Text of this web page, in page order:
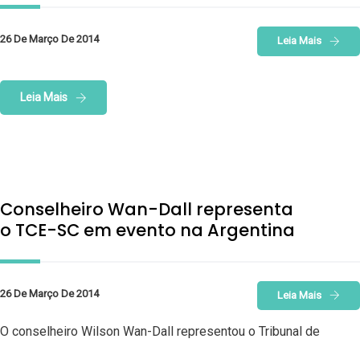
26 De Março De 2014 Leia Mais
Leia Mais
Conselheiro Wan-Dall representa
o TCE-SC em evento na Argentina
26 De Março De 2014 Leia Mais
O conselheiro Wilson Wan-Dall representou o Tribunal de